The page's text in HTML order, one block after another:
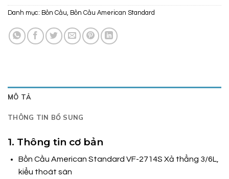
Danh mục: Bồn Cầu, Bồn Cầu American Standard
MÔ TẢ
THÔNG TIN BỔ SUNG
1. Thông tin cơ bản
Bồn Cầu American Standard VF-2714S Xả thẳng 3/6L,
kiểu thoát sàn